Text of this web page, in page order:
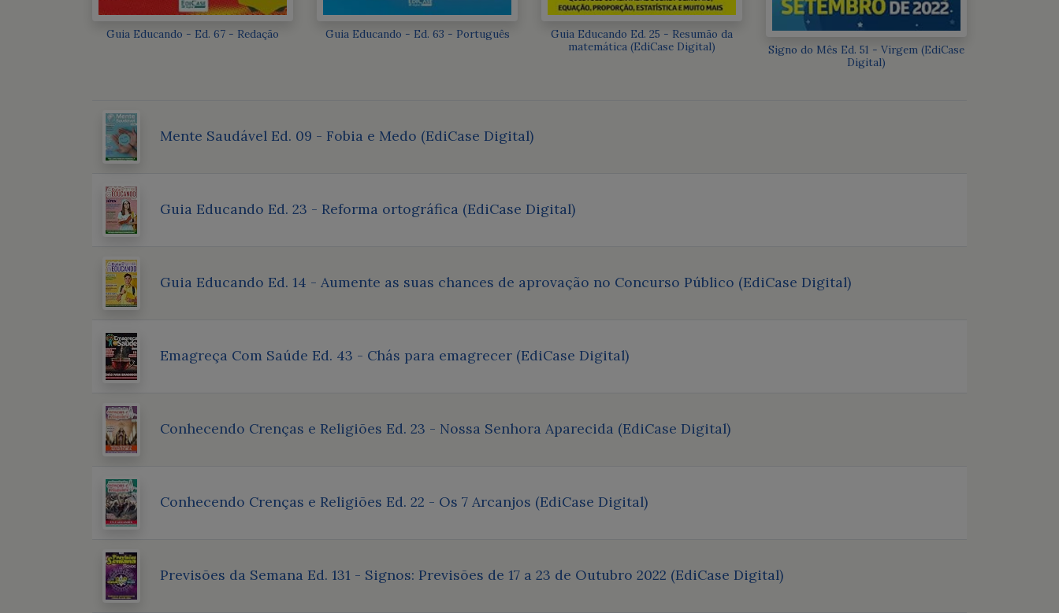
Guia Educando - Ed. 67 - Redação Guia Educando - Ed. 63 - Português
Guia Educando Ed. 25 - Resumão da
matemática (EdiCase Digital)
Signo do Mês Ed. 51 - Virgem (EdiCase
Digital)
Mente Saudável Ed. 09 - Fobia e Medo (EdiCase Digital)
Guia Educando Ed. 23 - Reforma ortográfica (EdiCase Digital)
Guia Educando Ed. 14 - Aumente as suas chances de aprovação no Concurso Público (EdiCase Digital)
Emagreça Com Saúde Ed. 43 - Chás para emagrecer (EdiCase Digital)
Conhecendo Crenças e Religiões Ed. 23 - Nossa Senhora Aparecida (EdiCase Digital)
Conhecendo Crenças e Religiões Ed. 22 - Os 7 Arcanjos (EdiCase Digital)
Previsões da Semana Ed. 131 - Signos: Previsões de 17 a 23 de Outubro 2022 (EdiCase Digital)